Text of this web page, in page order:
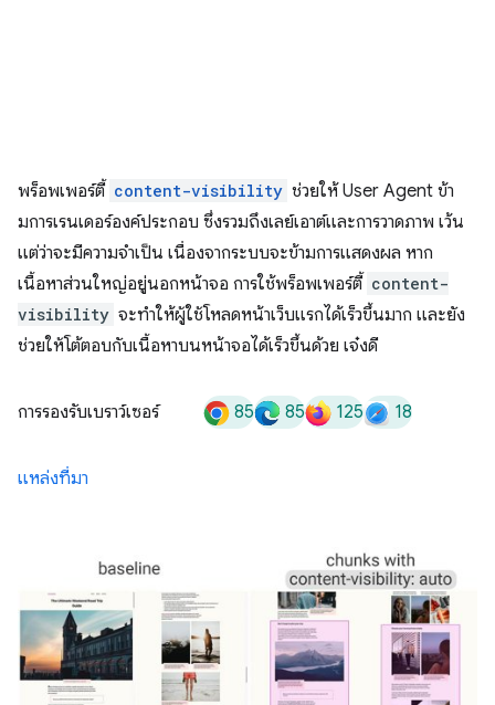
พร็อพเพอร์ตี้ content-visibility ช่วยให้ User Agent ข้า
มการเรนเดอร์องค์ประกอบ ซึ่งรวมถึงเลย์เอาต์และการวาดภาพ เว้น
แต่ว่าจะมีความจำเป็น เนื่องจากระบบจะข้ามการแสดงผล หาก
เนื้อหาส่วนใหญ่อยู่นอกหน้าจอ การใช้พร็อพเพอร์ตี้ content-
visibility จะทำให้ผู้ใช้โหลดหน้าเว็บแรกได้เร็วขึ้นมาก และยัง
ช่วยให้โต้ตอบกับเนื้อหาบนหน้าจอได้เร็วขึ้นด้วย เจ๋งดี
การรองรับเบราว์เซอร์ 85 85 125 18
แหล่งที่มา